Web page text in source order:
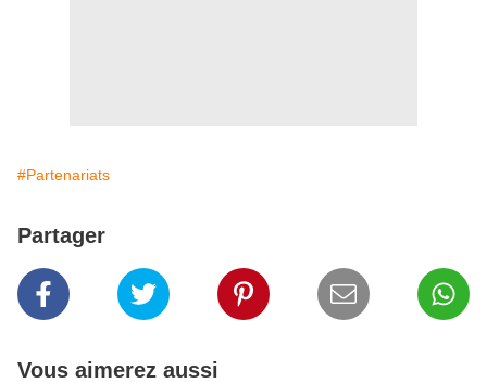
#Partenariats
Partager
Vous aimerez aussi